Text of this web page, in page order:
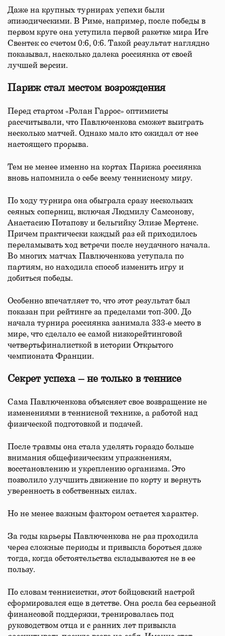
Даже на крупных турнирах успехи были
эпизодическими. В Риме, например, после победы в
первом круге она уступила первой ракетке мира Иге
Свентек со счетом 0:6, 0:6. Такой результат наглядно
показывал, насколько далека россиянка от своей
лучшей версии.
Париж стал местом возрождения
Перед стартом «Ролан Гаррос» оптимисты
рассчитывали, что Павлюченкова сможет выиграть
несколько матчей. Однако мало кто ожидал от нее
настоящего прорыва.
Тем не менее именно на кортах Парижа россиянка
вновь напомнила о себе всему теннисному миру.
По ходу турнира она обыграла сразу нескольких
сеяных соперниц, включая Людмилу Самсонову,
Анастасию Потапову и бельгийку Элизе Мертенс.
Причем практически каждый раз ей приходилось
переламывать ход встречи после неудачного начала.
Во многих матчах Павлюченкова уступала по
партиям, но находила способ изменить игру и
добиться победы.
Особенно впечатляет то, что этот результат был
показан при рейтинге за пределами топ-300. До
начала турнира россиянка занимала 333-е место в
мире, что сделало ее самой низкорейтинговой
четвертьфиналисткой в истории Открытого
чемпионата Франции.
Секрет успеха – не только в теннисе
Сама Павлюченкова объясняет свое возвращение не
изменениями в теннисной технике, а работой над
физической подготовкой и подачей.
После травмы она стала уделять гораздо больше
внимания общефизическим упражнениям,
восстановлению и укреплению организма. Это
позволило улучшить движение по корту и вернуть
уверенность в собственных силах.
Но не менее важным фактором остается характер.
За годы карьеры Павлюченкова не раз проходила
через сложные периоды и привыкла бороться даже
тогда, когда обстоятельства складываются не в ее
пользу.
По словам теннисистки, этот бойцовский настрой
сформировался еще в детстве. Она росла без серьезной
финансовой поддержки, тренировалась под
руководством отца и с ранних лет привыкла